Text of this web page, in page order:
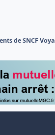
de SNCF